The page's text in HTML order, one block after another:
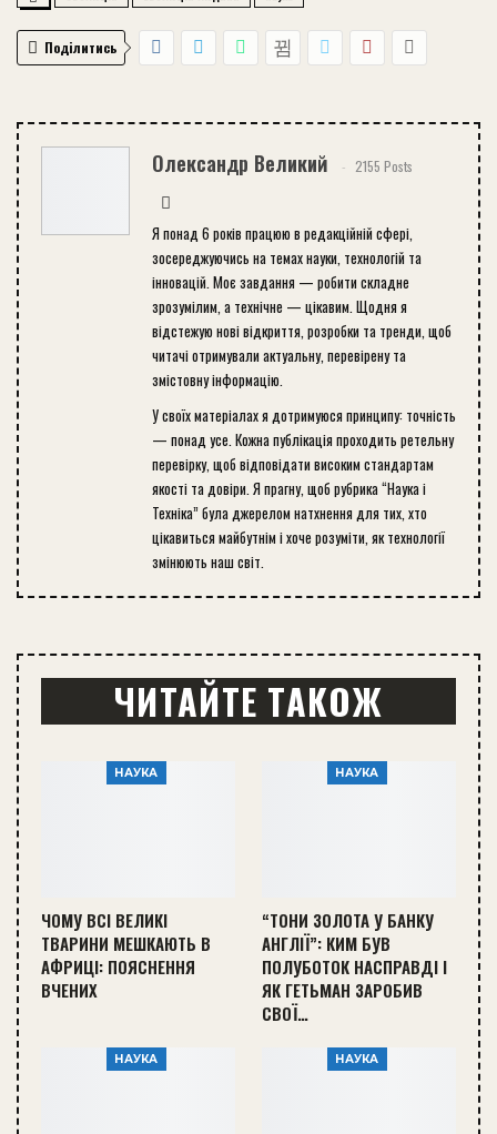
Поділитись
Олександр Великий 2155 Posts
Я понад 6 років працюю в редакційній сфері,
зосереджуючись на темах науки, технологій та
інновацій. Моє завдання — робити складне
зрозумілим, а технічне — цікавим. Щодня я
відстежую нові відкриття, розробки та тренди, щоб
читачі отримували актуальну, перевірену та
змістовну інформацію.
У своїх матеріалах я дотримуюся принципу: точність
— понад усе. Кожна публікація проходить ретельну
перевірку, щоб відповідати високим стандартам
якості та довіри. Я прагну, щоб рубрика “Наука і
Техніка” була джерелом натхнення для тих, хто
цікавиться майбутнім і хоче розуміти, як технології
змінюють наш світ.
ЧИТАЙТЕ ТАКОЖ
НАУКА
ЧОМУ ВСІ ВЕЛИКІ
ТВАРИНИ МЕШКАЮТЬ В
АФРИЦІ: ПОЯСНЕННЯ
ВЧЕНИХ
НАУКА
“ТОНИ ЗОЛОТА У БАНКУ
АНГЛІЇ”: КИМ БУВ
ПОЛУБОТОК НАСПРАВДІ І
ЯК ГЕТЬМАН ЗАРОБИВ
СВОЇ…
НАУКА НАУКА